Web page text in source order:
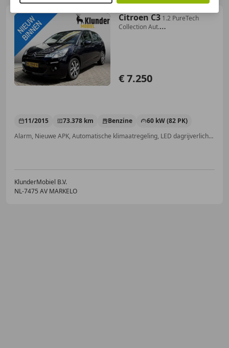
Citroen C3 1.2 PureTech
Collection Aut.
€ 7.250
11/2015 73.378 km Benzine
60 kW (82 PK)
Alarm, Nieuwe APK, Automatische klimaatregeling, LED dagrijverlichting, Navigatiesysteem, Handsfree, Parkeerhulp achter, LED verlichting
KlunderMobiel B.V.
NL-7475 AV MARKELO